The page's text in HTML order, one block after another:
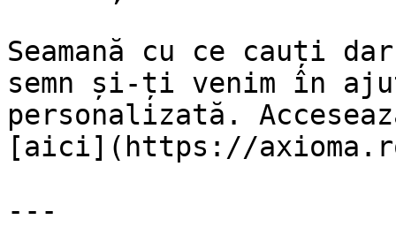
Seamană cu ce cauți
semn și-ți venim în
personalizată.
[aici](https://
---